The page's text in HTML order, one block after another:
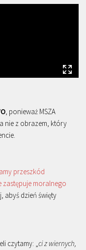
, ponieważ MSZA
a nie z obrazem, który
przeszkód
zastępuje moralnego
abyś dzień święty
czytamy: „ci z wiernych,